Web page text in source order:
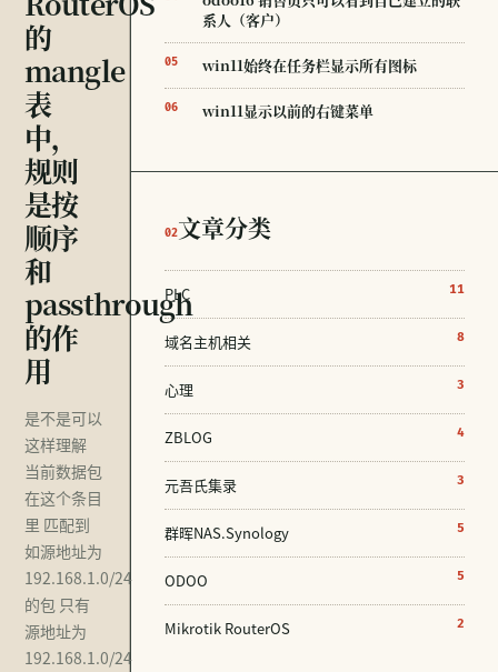
的
mangle
表
中，
规则
是按
顺序
和
passthrough
的作
用
是不是可以
这样理解
当前数据包
在这个条目
里 匹配到
如源地址为
192.168.1.0/24
的包 只有
源地址为
192.168.1.0/24
系人（客户）
05 win11始终在任务栏显示所有图标
06 win11显示以前的右键菜单
02文章分类
PLC 11
域名主机相关 8
心理 3
ZBLOG 4
元吾氏集录 3
群晖NAS.Synology 5
ODOO 5
Mikrotik RouterOS 2